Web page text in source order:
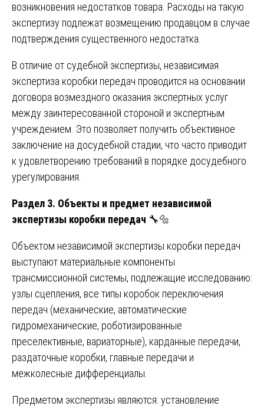
возникновения недостатков товара. Расходы на такую
экспертизу подлежат возмещению продавцом в случае
подтверждения существенного недостатка.
В отличие от судебной экспертизы, независимая
экспертиза коробки передач проводится на основании
договора возмездного оказания экспертных услуг
между заинтересованной стороной и экспертным
учреждением. Это позволяет получить объективное
заключение на досудебной стадии, что часто приводит
к удовлетворению требований в порядке досудебного
урегулирования.
Раздел 3. Объекты и предмет независимой
экспертизы коробки передач 🔧🔩
Объектом независимой экспертизы коробки передач
выступают материальные компоненты
трансмиссионной системы, подлежащие исследованию:
узлы сцепления, все типы коробок переключения
передач (механические, автоматические
гидромеханические, роботизированные
преселективные, вариаторные), карданные передачи,
раздаточные коробки, главные передачи и
межколесные дифференциалы.
Предметом экспертизы являются: установление